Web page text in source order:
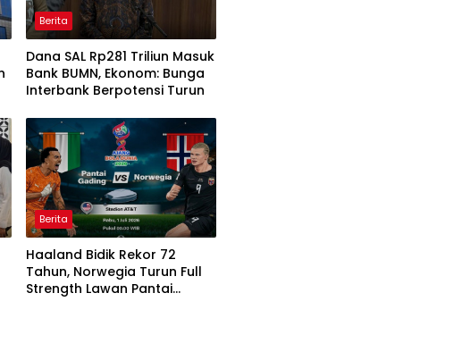
Berita
Dana SAL Rp281 Triliun Masuk
Bank BUMN, Ekonom: Bunga
Interbank Berpotensi Turun
Berita
Haaland Bidik Rekor 72
Tahun, Norwegia Turun Full
Strength Lawan Pantai